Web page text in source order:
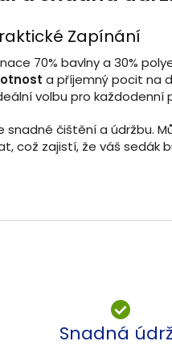
Zapínání
70% bavlny a 30%
a příjemný pocit na
volbu pro každodenní
snadné čištění a údržbu.
což zajistí, že váš sedák
Snadná